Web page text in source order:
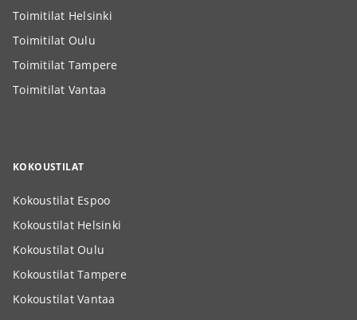
Toimitilat Helsinki
Toimitilat Oulu
Toimitilat Tampere
Toimitilat Vantaa
KOKOUSTILAT
Kokoustilat Espoo
Kokoustilat Helsinki
Kokoustilat Oulu
Kokoustilat Tampere
Kokoustilat Vantaa